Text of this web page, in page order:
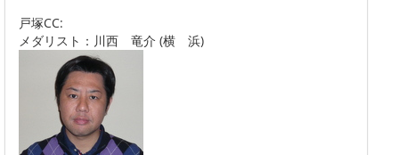
戸塚CC:
メダリスト：川西 竜介 (横 浜)